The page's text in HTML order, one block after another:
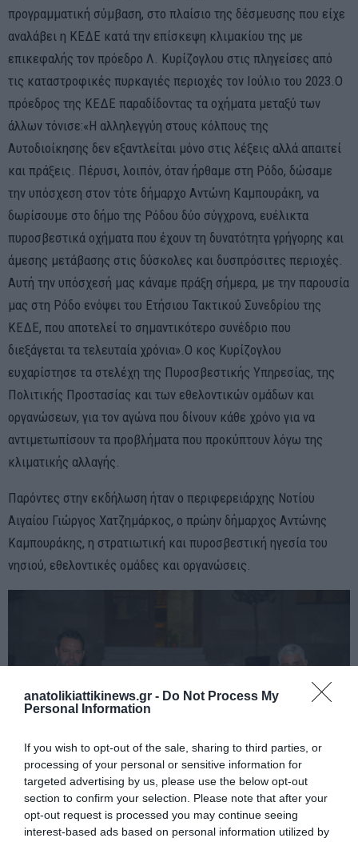
anatolikiattikinews.gr - Do Not Process My
Personal Information
If you wish to opt-out of the sale, sharing to third parties, or
processing of your personal or sensitive information for
targeted advertising by us, please use the below opt-out
section to confirm your selection. Please note that after your
opt-out request is processed you may continue seeing
interest-based ads based on personal information utilized by
προγραμματική σύμβαση, στο πλαίσιο της δέσμευσης που είχε
αναλάβει η ΚΕΔΕ κατά την επίσκεψη κλιμακίου της με
επικεφαλής τον πρόεδρο Λ. Κυρίζογλου στις πληγείσες από
τις καταστροφικές πυρκαγιές περιοχές τον Ιούλιο του 2023.Ο
πρόεδρος της ΚΕΔΕ παραδίδοντας τα οχήματα μεταξύ των
άλλων τόνισε:«Η αλληλεγγύη στους κόλπους της
Αυτοδιοίκησης δεν εξαντλείται μόνο στις λέξεις αλλά απαιτεί
και πράξεις. Πέρυσι, λοιπόν, όταν ήρθαμε στη Ρόδο, δώσαμε
την υπόσχεση στον τότε δήμαρχο Αντώνη Καμπουράκη, να
δωρίσουμε στο δήμο της Ρόδου δύο σύγχρονα, ευέλικτα
πυροσβεστικά οχήματα που έχουν τη δυνατότητα γρήγορης και
άμεσης μετάβασης στις δύσκολες και δυσπρόσιτες περιοχές.
Αυτή την υπόσχεσή μας κάναμε πράξη σήμερα, με την παρουσία
μας στη Ρόδο ενόψει του Ετήσιου Τακτικού Συνεδρίου της
ΚΕΔΕ, που αποτελεί το σημαντικότερο συνέδριο που
διεξάγεται τα τελευταία χρόνια».Ο κος Κυρίζογλου
ευχαρίστησε τα στελέχη της Πυροσβεστικής Υπηρεσίας, της
Πολιτικής Προστασίας και των εθελοντικών ομάδων και
οργανώσεων, για τον αγώνα που δίνουν κάθε χρόνο για να
αντιμετωπίσουν τα προβλήματα που προκύπτουν λόγω της
κλιματικής αλλαγής.
Παρόντες στην εκδήλωση ήταν ο περιφερειάρχης Νοτίου
Αιγαίου Γιώργος Χατζημάρκος, ο πρώην δήμαρχος Αντώνης
Καμπουράκης, η στρατιωτική και πυροσβεστική ηγεσία του
νησιού, εθελοντικές ομάδες και οργανώσεις.